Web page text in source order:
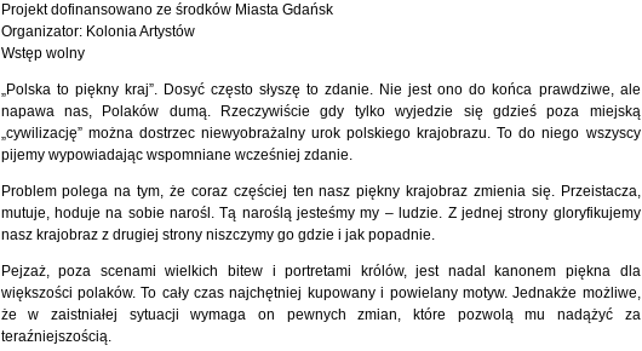
Projekt dofinansowano ze środków Miasta Gdańsk
Organizator: Kolonia Artystów
Wstęp wolny
„Polska to piękny kraj”. Dosyć często słyszę to zdanie. Nie jest ono do końca prawdziwe, ale
napawa nas, Polaków dumą. Rzeczywiście gdy tylko wyjedzie się gdzieś poza miejską
„cywilizację” można dostrzec niewyobrażalny urok polskiego krajobrazu. To do niego wszyscy
pijemy wypowiadając wspomniane wcześniej zdanie.
Problem polega na tym, że coraz częściej ten nasz piękny krajobraz zmienia się. Przeistacza,
mutuje, hoduje na sobie narośl. Tą naroślą jesteśmy my – ludzie. Z jednej strony gloryfikujemy
nasz krajobraz z drugiej strony niszczymy go gdzie i jak popadnie.
Pejzaż, poza scenami wielkich bitew i portretami królów, jest nadal kanonem piękna dla
większości polaków. To cały czas najchętniej kupowany i powielany motyw. Jednakże możliwe,
że w zaistniałej sytuacji wymaga on pewnych zmian, które pozwolą mu nadążyć za
teraźniejszością.